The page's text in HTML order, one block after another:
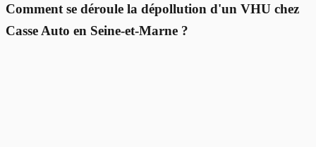
Comment se déroule la dépollution d'un VHU chez
Casse Auto en Seine-et-Marne ?